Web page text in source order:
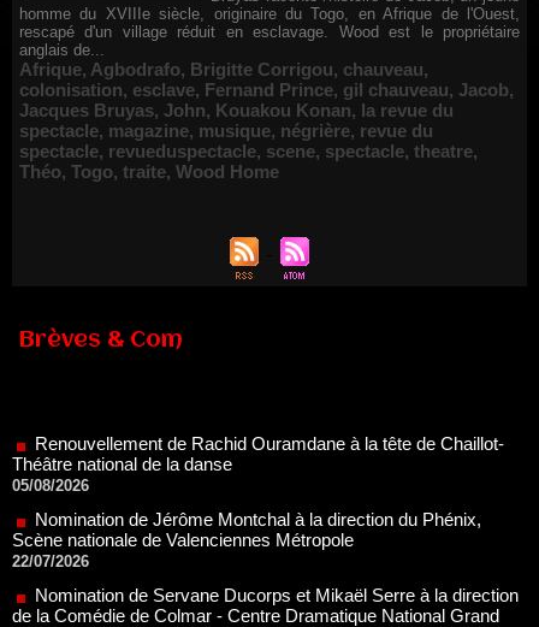
homme du XVIIIe siècle, originaire du Togo, en Afrique de l'Ouest,
rescapé d'un village réduit en esclavage. Wood est le propriétaire
anglais de...
Afrique, Agbodrafo, Brigitte Corrigou, chauveau,
colonisation, esclave, Fernand Prince, gil chauveau, Jacob,
Jacques Bruyas, John, Kouakou Konan, la revue du
spectacle, magazine, musique, négrière, revue du
spectacle, revueduspectacle, scene, spectacle, theatre,
Théo, Togo, traite, Wood Home
Brèves & Com
05/08/2026
Nomination de Jérôme Montchal à la direction du Phénix,
22/07/2026
Nomination de Servane Ducorps et Mikaël Serre à la direction
Est Alsace
07/07/2026